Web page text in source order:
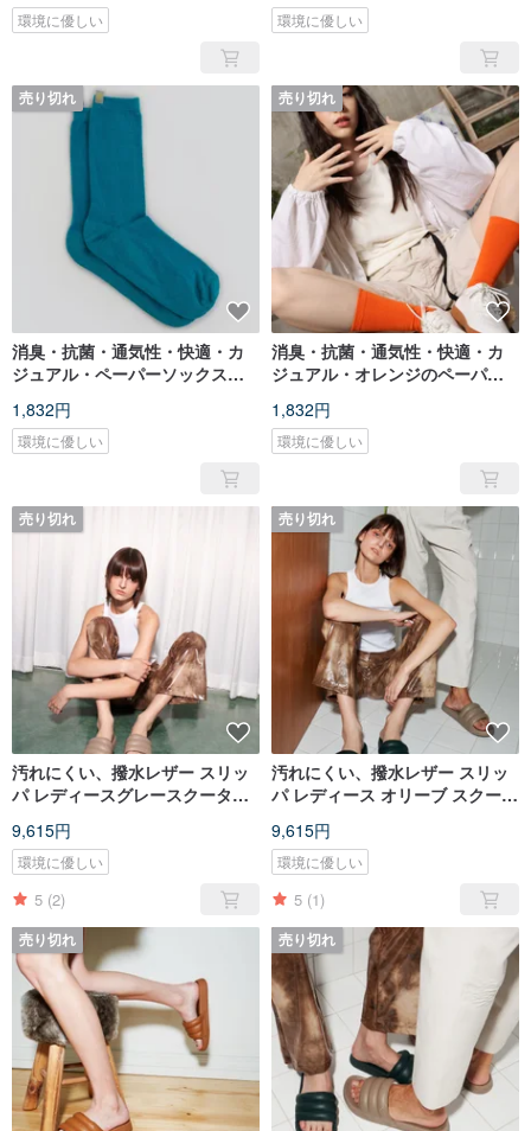
環境に優しい 環境に優しい
売り切れ
消臭・抗菌・通気性・快適・カ
ジュアル・ペーパーソックスブ
ルー
1,832円
環境に優しい
売り切れ
消臭・抗菌・通気性・快適・カ
ジュアル・オレンジのペーパー
Orange
1,832円
環境に優しい
売り切れ
汚れにくい、撥水レザー スリッ
パ レディースグレースクーター
9,615円
環境に優しい
5 (2)
売り切れ
汚れにくい、撥水レザー スリッ
パ レディース オリーブ スクータ
9,615円
環境に優しい
5 (1)
売り切れ 売り切れ